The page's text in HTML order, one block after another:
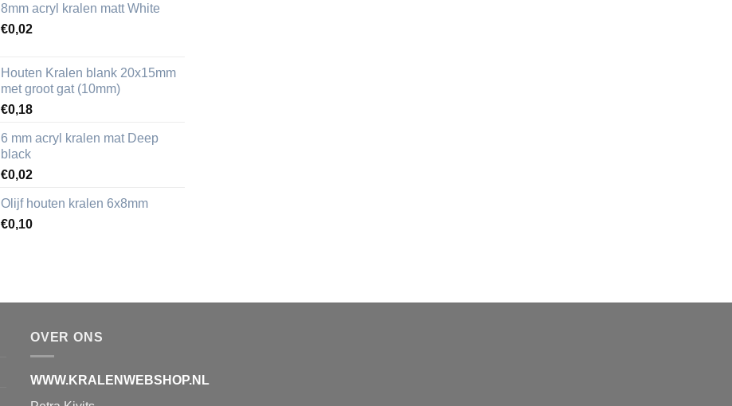
8mm acryl kralen matt White
€0,02
Houten Kralen blank 20x15mm
met groot gat (10mm)
€0,18
6 mm acryl kralen mat Deep
black
€0,02
Olijf houten kralen 6x8mm
€0,10
OVER ONS
WWW.KRALENWEBSHOP.NL